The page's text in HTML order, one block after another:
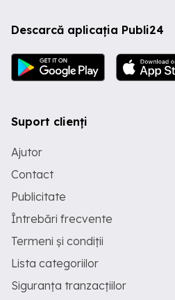
Descarcă aplicația Publi24
Suport clienți
Ajutor
Contact
Publicitate
Întrebări frecvente
Termeni și condiții
Lista categoriilor
Siguranța tranzacțiilor